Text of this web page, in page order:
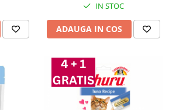
IN STOC
ADAUGA IN COS